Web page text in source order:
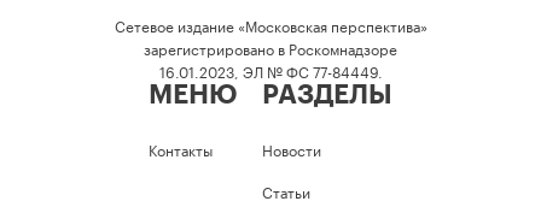
Сетевое издание «Московская перспектива»
зарегистрировано в Роскомнадзоре
16.01.2023, ЭЛ № ФС 77-84449.
МЕНЮ
Контакты
РАЗДЕЛЫ
Новости
Статьи